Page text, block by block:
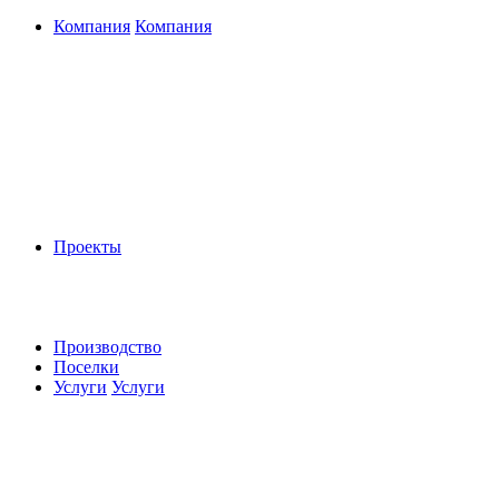
Компания Компания
Проекты
Производство
Поселки
Услуги Услуги